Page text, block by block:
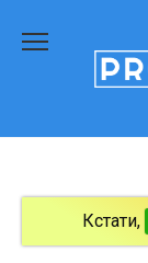
содержанию
Кстати,